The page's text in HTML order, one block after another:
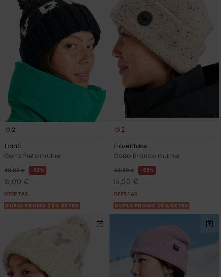
2
Tonic
Gorro Preto mulher
40,00 € 63%
15,00 €
OFERTAS
DUPLA PROMO 25% EXTRA
2
Frozenlake
Gorro Branco mulher
40,00 € 63%
15,00 €
OFERTAS
DUPLA PROMO 25% EXTRA